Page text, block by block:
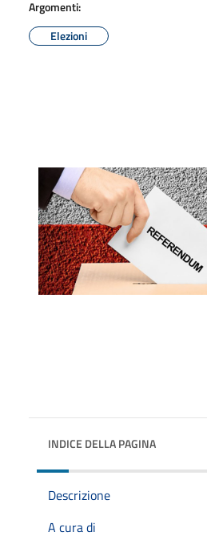
Argomenti:
Elezioni
INDICE DELLA PAGINA
Descrizione
A cura di